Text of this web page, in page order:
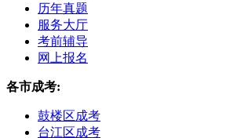
历年真题
服务大厅
考前辅导
网上报名
各市成考:
鼓楼区成考
台江区成考